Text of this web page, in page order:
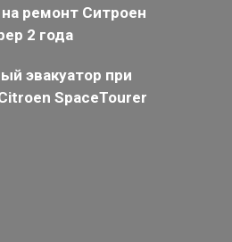
на ремонт Ситроен
2 года
эвакуатор при
SpaceTourer